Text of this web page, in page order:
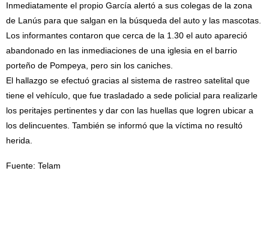
Inmediatamente el propio García alertó a sus colegas de la zona
de Lanús para que salgan en la búsqueda del auto y las mascotas.
Los informantes contaron que cerca de la 1.30 el auto apareció
abandonado en las inmediaciones de una iglesia en el barrio
porteño de Pompeya, pero sin los caniches.
El hallazgo se efectuó gracias al sistema de rastreo satelital que
tiene el vehículo, que fue trasladado a sede policial para realizarle
los peritajes pertinentes y dar con las huellas que logren ubicar a
los delincuentes. También se informó que la víctima no resultó
herida.
Fuente: Telam